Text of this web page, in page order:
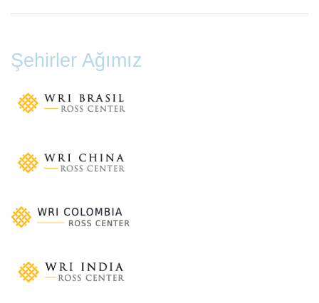
Şehirler Ağımız